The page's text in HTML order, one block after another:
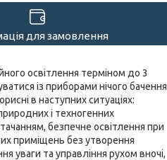
для замовлення
освітлення терміном до 3
із приборами нічого бачення
в наступних ситуаціях:
і техногенних
безпечне освітлення при
приміщень без утворення
уваги та управління рухом вночі,